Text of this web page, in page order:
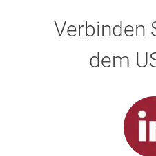
Verbinden
dem